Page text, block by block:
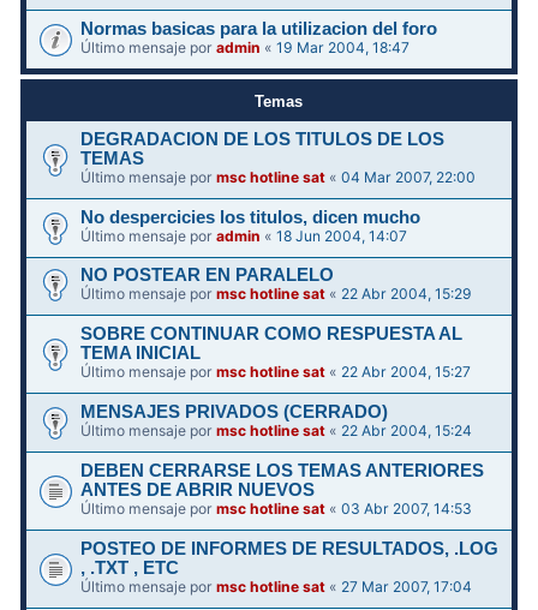
Normas basicas para la utilizacion del foro
Último mensaje poradmin «19 Mar 2004, 18:47
Temas
DEGRADACION DE LOS TITULOS DE LOS
TEMAS
Último mensaje pormsc hotline sat «04 Mar 2007, 22:00
No despercicies los titulos, dicen mucho
Último mensaje poradmin «18 Jun 2004, 14:07
NO POSTEAR EN PARALELO
Último mensaje pormsc hotline sat « 22 Abr 2004, 15:29
SOBRE CONTINUAR COMO RESPUESTA AL
TEMA INICIAL
Último mensaje pormsc hotline sat « 22 Abr 2004, 15:27
MENSAJES PRIVADOS (CERRADO)
Último mensaje pormsc hotline sat « 22 Abr 2004, 15:24
DEBEN CERRARSE LOS TEMAS ANTERIORES
ANTES DE ABRIR NUEVOS
Último mensaje pormsc hotline sat «03 Abr 2007, 14:53
POSTEO DE INFORMES DE RESULTADOS, .LOG
, .TXT , ETC
Último mensaje pormsc hotline sat « 27 Mar 2007, 17:04